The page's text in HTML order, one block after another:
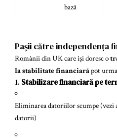
bază
Pașii către independența
Românii din UK care își doresc o
la stabilitate financiarăpot
1.Stabilizare financiară pe
Eliminarea datoriilor scumpe
datorii)